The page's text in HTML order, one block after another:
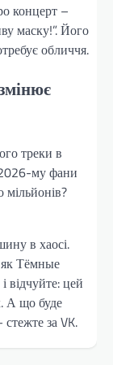
концерт –
маску!”. Його
обличчя.
треки в
му фани
в хаосі.
Тёмные
відчуйте: цей
А що буде
за VK.